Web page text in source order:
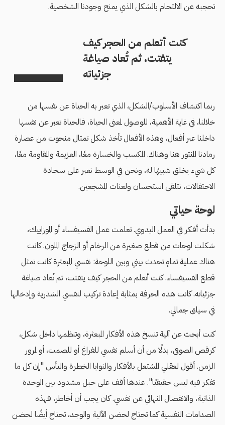
تحجبه عن الالتحام بالشكل الذي يمنح وجودنا الشخصية.
كنت أتعلم من الحجر كيف
يتفتت، ثم تُعاد صياغة
جزئياته
ربما اكتشاف الأسلوب/الشكل، الذي تعبر به الحياة عن نفسها من
خلالنا، في غاية الأهمية، للوصول لمعنى الحياة، فالحياة تعبر عن نفسها
داخلنا عبر أفعال، وهذه الأفعال تأخذ شكل تمثال منحوت من عصارة
رمادنا المنثور هنا وهناك. المكسب والخسارة معًا، العزيمة والمقاومة معًا،
كل شيء يخلق شبيهًا له، ونحن في الوسط نعبر على سجادة
الاحتفالات، نتلقى استحسان ولعنات المشجعين.
لوحة حياتي
بدأت أفكر في العمل اليدوي. تعلمت عمل الفسيفساء أو الموزاييك،
شكلت لوحات من قطع صغيرة من الرخام أو الزجاج الملون. كانت
هناك عملية تماهٍ تحدث بيني وبين اللوحة: نفسي المبعثرة كانت تمثل
قطع الفسيفساء. كنت أتعلم من الحجر كيف يتفتت، ثم تُعاد صياغة
جزئياته. كانت هذه الحرفة بمثابة إعادة تركيب لنفسي الشذرية وإدخالها
في سياق جمالي.
كنت أبحث عن آلية تنسخ هذه الأفكار المبعثرة، وتنظمها داخل شكل،
كرقص الصوفي، بدلًا من أن أسلم نفسي للفراغ أو للصمت، أو لمرور
الزمن. أقول لعقلي المشتعل بالأفكار والنوايا الخطرة واليأس "إن كل ما
تفكر فيه ليس حقيقيًا". عندها أقف على حبل مشدود بين الوحدة
الذاتية، والانفصال النهائي عن نفسي. كان يجب أن أخاطر، فهذه
الصدامات النفسية كما تحتاج لحضن الآلية والوجد، تحتاج أيضًا لحضن